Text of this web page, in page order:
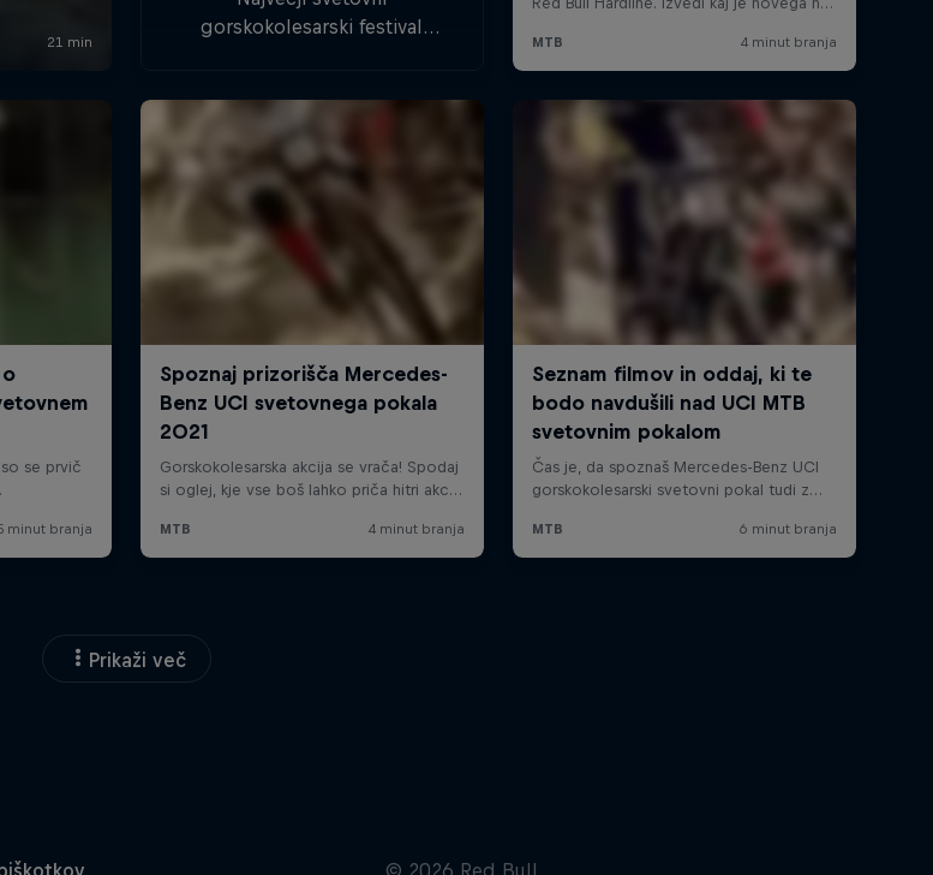
gorskokolesarski festival
ustavil v Novi Zelandiji, Avstriji,
Avstraliji in Kanadi.
Prikaži več